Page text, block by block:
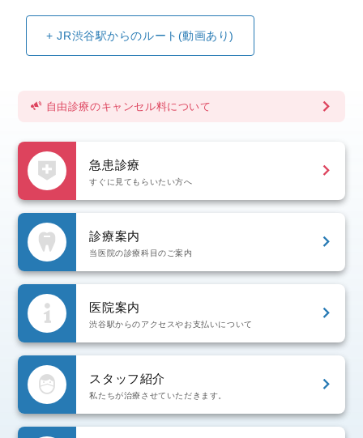
自由診療のキャンセル料について
急患診療
すぐに見てもらいたい方へ
診療案内
当医院の診療科目のご案内
医院案内
渋谷駅からのアクセスやお支払いについて
スタッフ紹介
私たちが治療させていただきます。